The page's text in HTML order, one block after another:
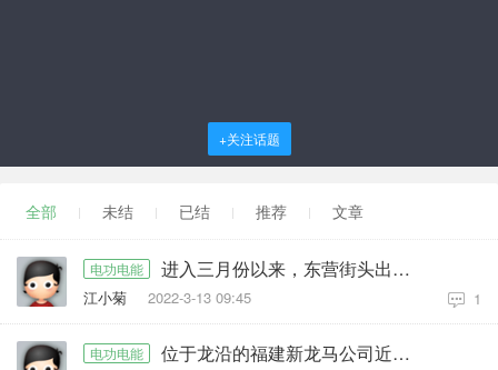
+关注话题
全部 未结 已结 推荐 文章
电功电能 进入三月份以来，东营街头出现了一种共享电动汽车．下表是这种汽车的主要参数
江小菊 2022-3-13 09:45 1
电功电能 位于龙沿的福建新龙马公司近期推出高性价比的新能源纯电动车